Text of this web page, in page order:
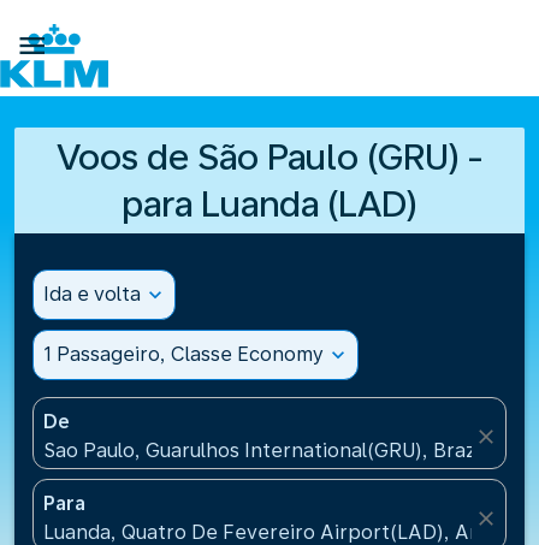

Voos de São Paulo (GRU) -
para Luanda (LAD)
Ida e volta expand_more
1 Passageiro, Classe Economy expand_more
De
Sao Paulo, Guarulhos International(GRU), Brazil
close
Para
Luanda, Quatro De Fevereiro Airport(LAD), Angola
close